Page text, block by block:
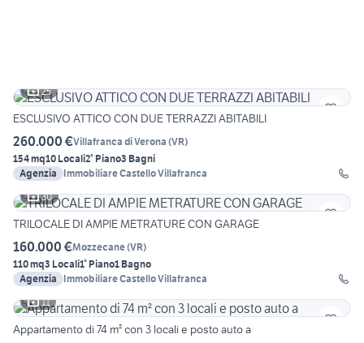
25
ESCLUSIVO ATTICO CON DUE TERRAZZI ABITABILI
260.000 €Villafranca di Verona (VR)
154 mq10 Locali2° Piano3 Bagni
Agenzia
Immobiliare Castello Villafranca
30
TRILOCALE DI AMPIE METRATURE CON GARAGE
160.000 €Mozzecane(VR)
110 mq3 Locali1° Piano1 Bagno
Agenzia
Immobiliare Castello Villafranca
11
Appartamento di 74 m² con 3 locali e posto auto a